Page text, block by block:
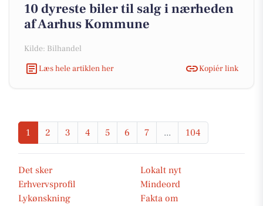
10 dyreste biler til salg i nærheden
af Aarhus Kommune
Kilde: Bilhandel
Læs hele artiklen her
Kopiér link
1 2 3 4 5 6 7 ... 104
Det sker
Lokalt nyt
Erhvervsprofil
Mindeord
Lykønskning
Fakta om